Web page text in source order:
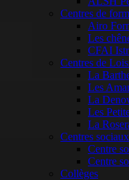
Centres de
Airo
Les
CFAI
Centres de
La
Les
La
Les
La
Centres sociaux
Centre
Centre
Collèges